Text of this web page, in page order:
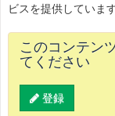
ビスを提供しています
このコンテン
てください
登録